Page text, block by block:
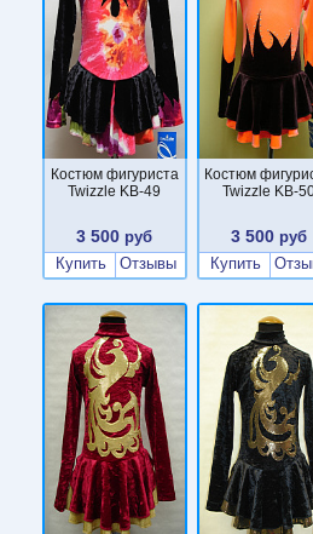
Костюм фигуриста
Twizzle KB-49
3 500 руб
Купить
Отзывы
Костюм
Twizzle KB-
3 500 руб
Купить